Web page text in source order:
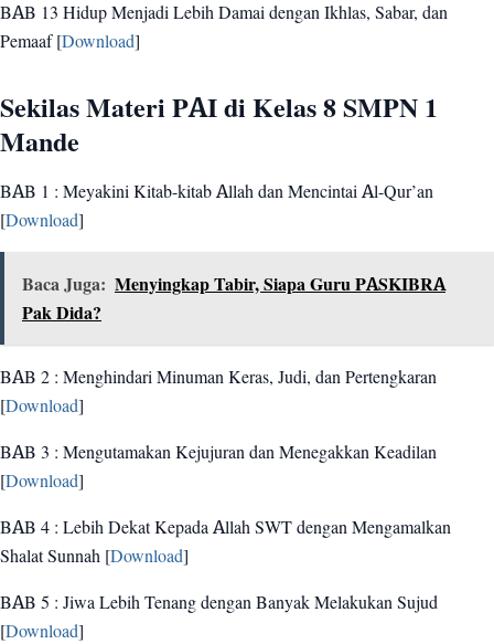
BAB 13 Hidup Menjadi Lebih Damai dengan Ikhlas, Sabar, dan
Pemaaf [Download]
Sekilas Materi PAI di Kelas 8 SMPN 1
Mande
BAB 1 : Meyakini Kitab-kitab Allah dan Mencintai Al-Qur’an
[Download]
Baca Juga: Menyingkap Tabir, Siapa Guru PASKIBRA
Pak Dida?
BAB 2 : Menghindari Minuman Keras, Judi, dan Pertengkaran
[Download]
BAB 3 : Mengutamakan Kejujuran dan Menegakkan Keadilan
[Download]
BAB 4 : Lebih Dekat Kepada Allah SWT dengan Mengamalkan
Shalat Sunnah [Download]
BAB 5 : Jiwa Lebih Tenang dengan Banyak Melakukan Sujud
[Download]